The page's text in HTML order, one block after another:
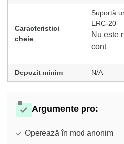
Caracteristici
cheie
Suportă
ERC-20
Nu este
cont
Depozit minim N/A
Argumente pro:
Operează în mod anonim